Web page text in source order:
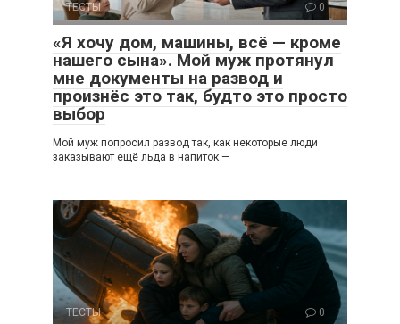
ТЕСТЫ 0
«Я хочу дом, машины, всё — кроме
нашего сына». Мой муж протянул
мне документы на развод и
произнёс это так, будто это просто
выбор
Мой муж попросил развод так, как некоторые люди
заказывают ещё льда в напиток —
ТЕСТЫ 0